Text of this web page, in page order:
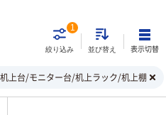
絞り込み
1
並び替え 表示切替
机上台/モニター台/机上ラック/机上棚